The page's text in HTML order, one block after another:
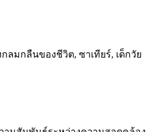
ลมกลืนของชีวิต, ซาเทียร์, เด็กวัย